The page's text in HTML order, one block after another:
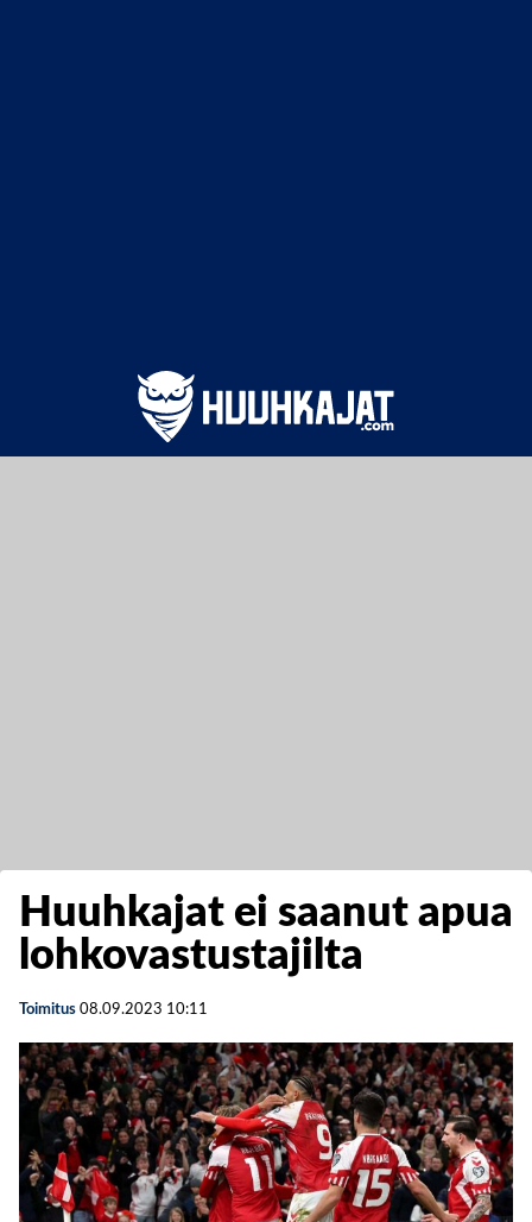
Huuhkajat ei saanut apua
lohkovastustajilta
Toimitus 08.09.2023 10:11